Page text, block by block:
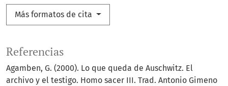
Más formatos de cita
Referencias
Agamben, G. (2000). Lo que queda de Auschwitz. El
archivo y el testigo. Homo sacer III. Trad. Antonio Gimeno